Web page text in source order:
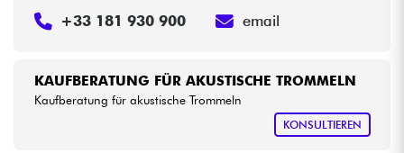
KAUFBERATUNG FÜR AKUSTISCHE TROMMELN
Kaufberatung für akustische Trommeln
KONSULTIEREN
+33 181 930 900 email